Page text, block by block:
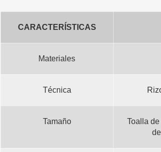
CARACTERÍSTICAS
Materiales
Técnica
Tamaño
Toalla